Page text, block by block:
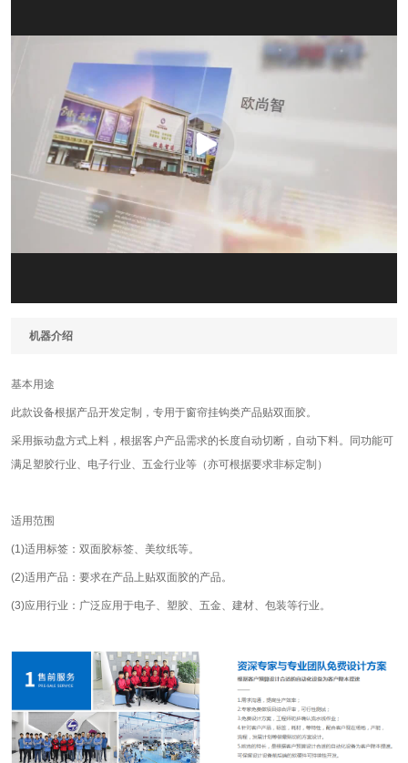
机器介绍
基本用途
此款设备根据产品开发定制，专用于窗帘挂钩类产品贴双面胶。
采用振动盘方式上料，根据客户产品需求的长度自动切断，自动下料。同功能可
满足塑胶行业、电子行业、五金行业等（亦可根据要求非标定制）
适用范围
(1)适用标签：双面胶标签、美纹纸等。
(2)适用产品：要求在产品上贴双面胶的产品。
(3)应用行业：广泛应用于电子、塑胶、五金、建材、包装等行业。